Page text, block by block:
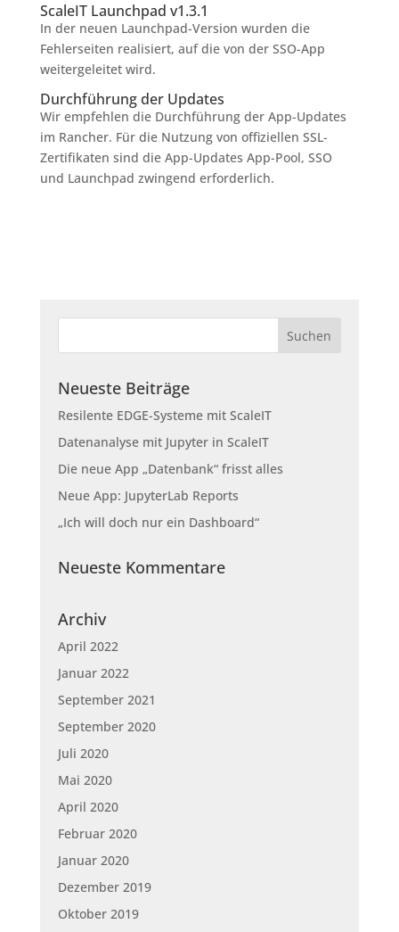
ScaleIT Launchpad v1.3.1
In der neuen Launchpad-Version wurden die
Fehlerseiten realisiert, auf die von der SSO-App
weitergeleitet wird.
Durchführung der Updates
Wir empfehlen die Durchführung der App-Updates
im Rancher. Für die Nutzung von offiziellen SSL-
Zertifikaten sind die App-Updates App-Pool, SSO
und Launchpad zwingend erforderlich.
Neueste Beiträge
Resilente EDGE-Systeme mit ScaleIT
Datenanalyse mit Jupyter in ScaleIT
Die neue App „Datenbank“ frisst alles
Neue App: JupyterLab Reports
„Ich will doch nur ein Dashboard“
Neueste Kommentare
Archiv
April 2022
Januar 2022
September 2021
September 2020
Juli 2020
Mai 2020
April 2020
Februar 2020
Januar 2020
Dezember 2019
Oktober 2019